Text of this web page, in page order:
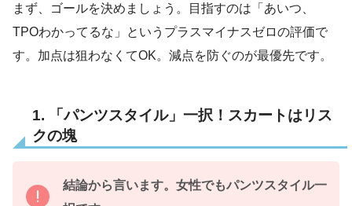
まず、ゴールを決めましょう。目指すのは「あいつ、
TPOわかってるな」というプラスマイナスゼロの評価で
す。加点は狙わなくてOK。減点を防ぐのが最優先です。
1. 「パンツスタイル」一択！スカートはリス
クの塊
結論から言います。女性でもパンツスタイル一